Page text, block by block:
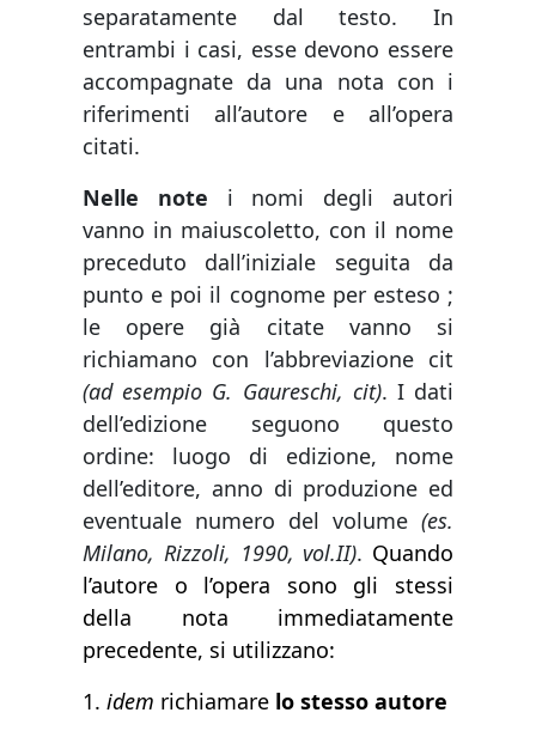
separatamente dal testo. In
entrambi i casi, esse devono essere
accompagnate da una nota con i
riferimenti all’autore e all’opera
citati.
Nelle note i nomi degli autori
vanno in maiuscoletto, con il nome
preceduto dall’iniziale seguita da
punto e poi il cognome per esteso ;
le opere già citate vanno si
richiamano con l’abbreviazione cit
(ad esempio G. Gaureschi, cit). I dati
dell’edizione seguono questo
ordine: luogo di edizione, nome
dell’editore, anno di produzione ed
eventuale numero del volume (es.
Milano, Rizzoli, 1990, vol.II). Quando
l’autore o l’opera sono gli stessi
della nota immediatamente
precedente, si utilizzano:
1. idem richiamare lo stesso autore